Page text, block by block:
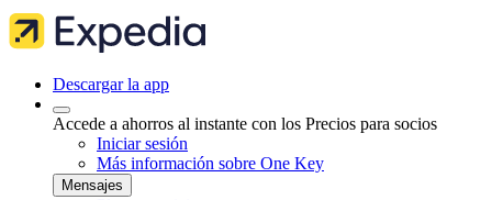
Descargar la app
Accede a ahorros al instante con los Precios para socios
Iniciar sesión
Más información sobre One Key
Mensajes